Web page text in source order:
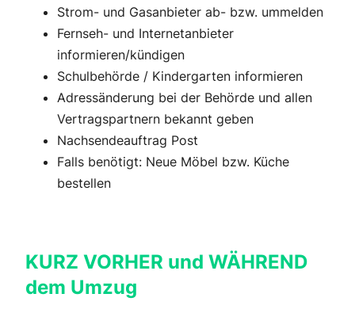
Strom- und Gasanbieter ab- bzw. ummelden
Fernseh- und Internetanbieter
informieren/kündigen
Schulbehörde / Kindergarten informieren
Adressänderung bei der Behörde und allen
Vertragspartnern bekannt geben
Nachsendeauftrag Post
Falls benötigt: Neue Möbel bzw. Küche
bestellen
KURZ VORHER und WÄHREND
dem Umzug